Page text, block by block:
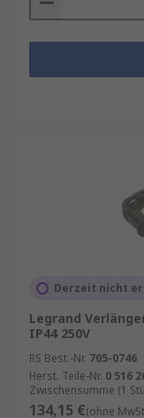
Derzeit nicht
Legrand
IP44 250V
RS Best.-Nr. 705-0746
Herst. Teile-Nr. 0 516
Zwischensumme (1
134,15 €(ohne